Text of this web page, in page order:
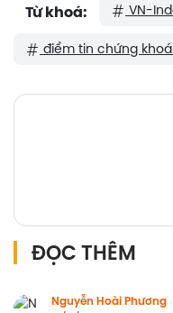
Từ khoá: VN-
điểm tin chứng
ĐỌC THÊM
Nguyễn Hoài Phương